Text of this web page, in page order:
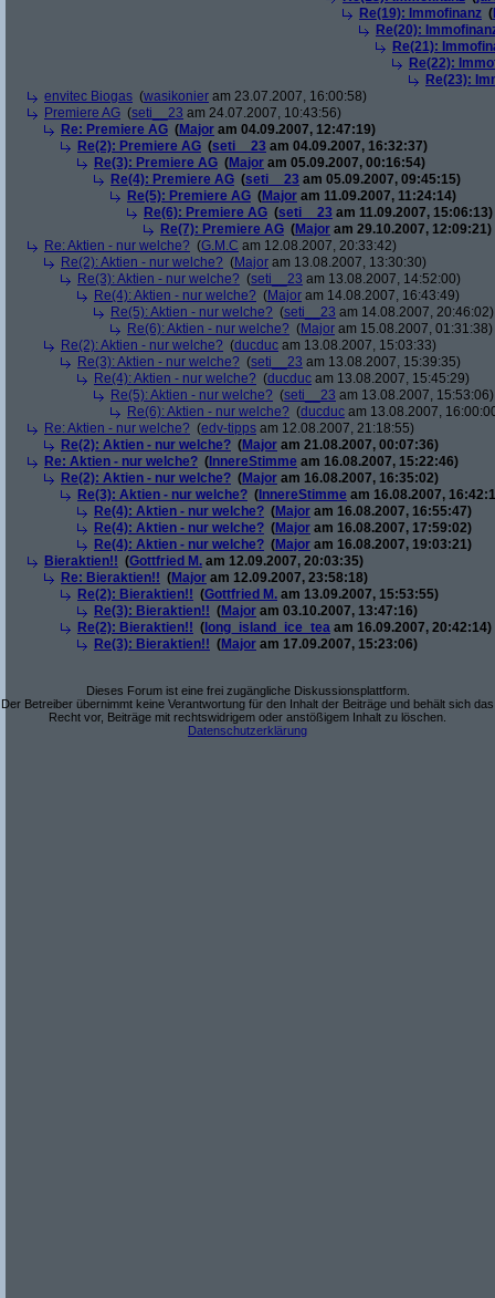
Re(19): Immofinanz (
Re(20):
Re(21):
Re(22):
Re(23):
envitec Biogas (wasikonier am 23.07.2007, 16:00:58)
Premiere AG (seti__23 am 24.07.2007, 10:43:56)
Re: Premiere AG (Major am 04.09.2007, 12:47:19)
Re(2): Premiere AG (seti__23 am 04.09.2007, 16:32:37)
Re(3): Premiere AG (Major am 05.09.2007, 00:16:54)
Re(4): Premiere AG (seti__23 am 05.09.2007, 09:45:15)
Re(5): Premiere AG (Major am 11.09.2007, 11:24:14)
Re(6): Premiere AG (seti__23 am 11.09.2007, 15:06:13)
Re(7): Premiere AG (Major am 29.10.2007, 12:09:21)
Re: Aktien - nur welche? (G.M.C am 12.08.2007, 20:33:42)
Re(2): Aktien - nur welche? (Major am 13.08.2007, 13:30:30)
Re(3): Aktien - nur welche? (seti__23 am 13.08.2007, 14:52:00)
Re(4): Aktien - nur welche? (Major am 14.08.2007, 16:43:49)
Re(5): Aktien - nur welche? (seti__23 am 14.08.2007, 20:46:02)
Re(6): Aktien - nur welche? (Major am 15.08.2007, 01:31:38)
Re(2): Aktien - nur welche? (ducduc am 13.08.2007, 15:03:33)
Re(3): Aktien - nur welche? (seti__23 am 13.08.2007, 15:39:35)
Re(4): Aktien - nur welche? (ducduc am 13.08.2007, 15:45:29)
Re(5): Aktien - nur welche? (seti__23 am 13.08.2007, 15:53:06)
Re(6): Aktien - nur welche? (ducduc am 13.08.2007,
Re: Aktien - nur welche? (edv-tipps am 12.08.2007, 21:18:55)
Re(2): Aktien - nur welche? (Major am 21.08.2007, 00:07:36)
Re: Aktien - nur welche? ( InnereStimme am 16.08.2007, 15:22:46)
Re(2): Aktien - nur welche? (Major am 16.08.2007, 16:35:02)
Re(3): Aktien - nur welche? ( InnereStimme am 16.08.2007,
Re(4): Aktien - nur welche? (Major am 16.08.2007, 16:55:47)
Re(4): Aktien - nur welche? (Major am 16.08.2007, 17:59:02)
Re(4): Aktien - nur welche? (Major am 16.08.2007, 19:03:21)
Bieraktien!! (Gottfried M. am 12.09.2007, 20:03:35)
Re: Bieraktien!! (Major am 12.09.2007, 23:58:18)
Re(2): Bieraktien!! (Gottfried M. am 13.09.2007, 15:53:55)
Re(3): Bieraktien!! (Major am 03.10.2007, 13:47:16)
Re(2): Bieraktien!! ( long_island_ice_tea am 16.09.2007, 20:42:14)
Re(3): Bieraktien!! (Major am 17.09.2007, 15:23:06)
Dieses Forum ist eine frei zugängliche Diskussionsplattform.
Der Betreiber übernimmt keine Verantwortung für den Inhalt der Beiträge und behält sich das
Recht vor, Beiträge mit rechtswidrigem oder anstößigem Inhalt zu löschen.
Datenschutzerklärung